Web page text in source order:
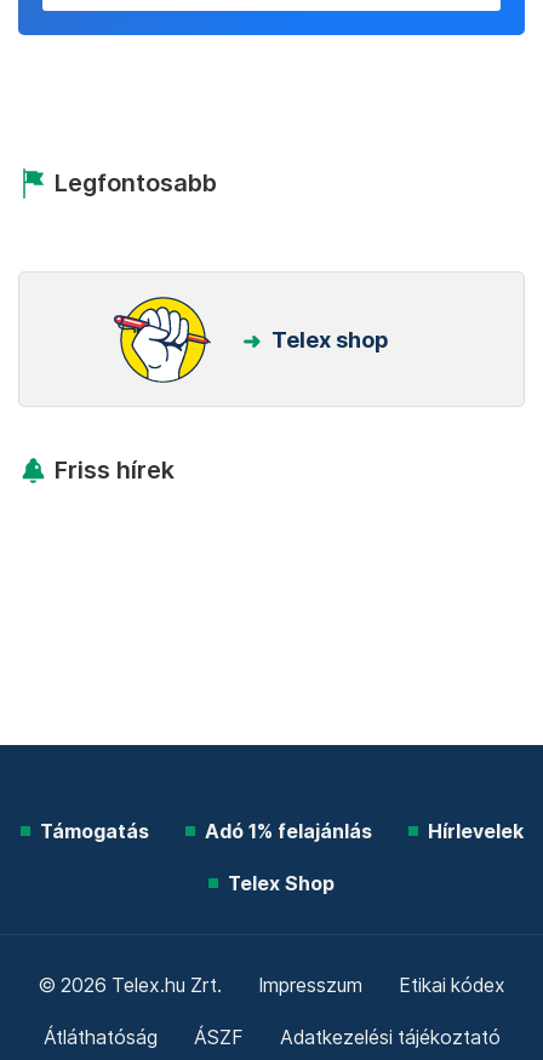
Legfontosabb
Telex shop
Friss hírek
Támogatás Adó 1% felajánlás Hírlevelek
Telex Shop
© 2026 Telex.hu Zrt. Impresszum Etikai kódex
Átláthatóság ÁSZF Adatkezelési tájékoztató